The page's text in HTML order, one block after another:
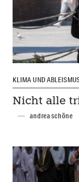
KLIMA UND
Nicht alle
andrea schöne